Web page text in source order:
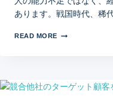
あります。戦国時代、稀
READ MORE